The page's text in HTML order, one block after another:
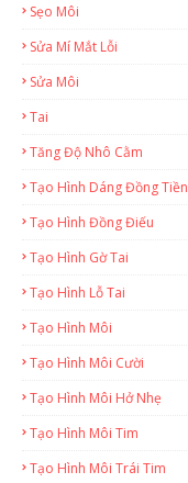
Sẹo Môi
Sửa Mí Mắt Lỗi
Sửa Môi
Tai
Tăng Độ Nhô Cằm
Tạo Hình Dáng Đồng Tiền
Tạo Hình Đồng Điếu
Tạo Hình Gờ Tai
Tạo Hình Lỗ Tai
Tạo Hình Môi
Tạo Hình Môi Cười
Tạo Hình Môi Hở Nhẹ
Tạo Hình Môi Tim
Tạo Hình Môi Trái Tim